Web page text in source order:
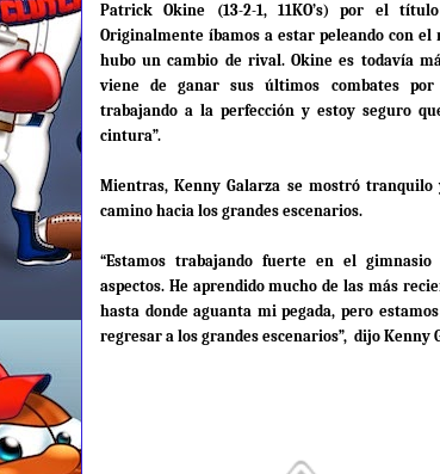
Patrick Okine (13-2-1, 11KO’s) por el
Originalmente íbamos a estar peleando con el
hubo un cambio de rival. Okine es todavía
viene de ganar sus últimos combates por
trabajando a la perfección y estoy seguro
cintura”.
Mientras, Kenny Galarza se mostró
camino hacia los grandes escenarios.
“Estamos trabajando fuerte en el
aspectos. He aprendido mucho de las más
hasta donde aguanta mi pegada, pero
regresar a los grandes escenarios”, dijo Kenny